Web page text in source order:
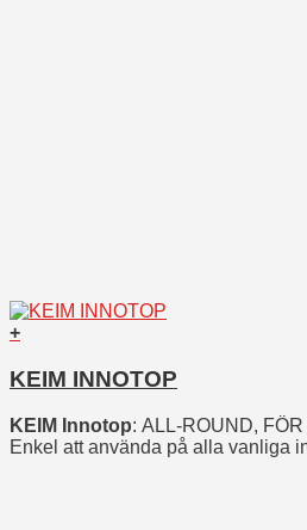
+
KEIM INNOTOP
KEIM Innotop: ALL-ROUND,
Enkel att använda på alla vanliga